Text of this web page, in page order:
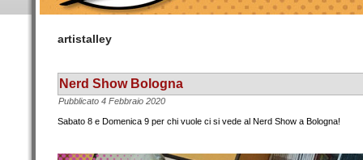
artistalley
Nerd Show Bologna
Pubblicato 4 Febbraio 2020
Sabato 8 e Domenica 9 per chi vuole ci si vede al Nerd Show a Bologna!